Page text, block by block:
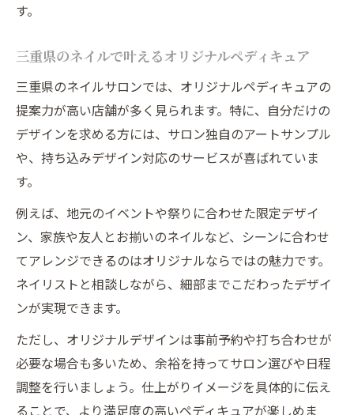
す。
三重県のネイルで叶えるオリジナルペディキュア
三重県のネイルサロンでは、オリジナルペディキュアの
提案力が高い店舗が多く見られます。特に、自分だけの
デザインを求める方には、サロン独自のアートサンプル
や、持ち込みデザイン対応のサービスが喜ばれていま
す。
例えば、地元のイベントや祭りに合わせた限定デザイ
ン、家族や友人とお揃いのネイルなど、シーンに合わせ
てアレンジできるのはオリジナルならではの魅力です。
ネイリストと相談しながら、細部までこだわったデザイ
ンが実現できます。
ただし、オリジナルデザインは事前予約や打ち合わせが
必要な場合も多いため、余裕を持ってサロン選びや日程
調整を行いましょう。仕上がりイメージを具体的に伝え
ることで、より満足度の高いペディキュアが楽しめま